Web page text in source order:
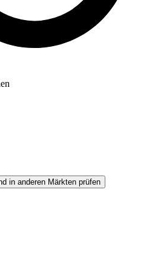
in anderen Märkten prüfen